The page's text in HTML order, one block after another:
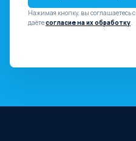
Нажимая кнопку, вы соглашаетесь с
даётесогласие на их обработку.